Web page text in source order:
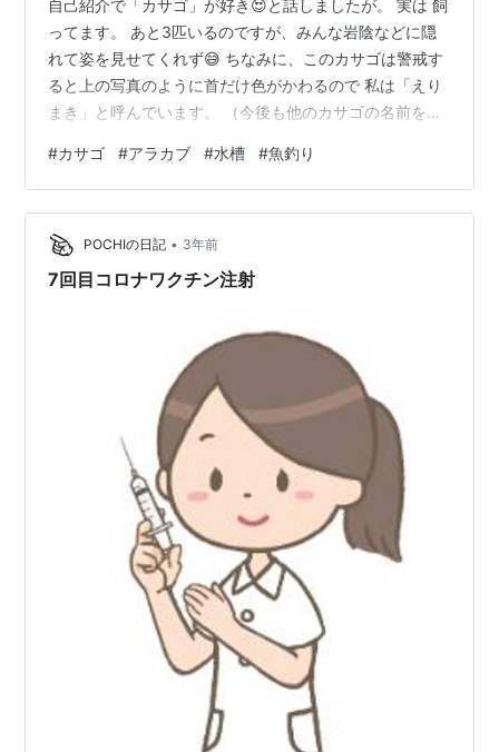
自己紹介で「カサゴ」が好き😍と話しましたが。 実は 飼
ってます。 あと3匹いるのですが、みんな岩陰などに隠
れて姿を見せてくれず😅 ちなみに、このカサゴは警戒す
ると上の写真のように首だけ色がかわるので 私は「えり
まき」と呼んでいます。 （今後も他のカサゴの名前をお
スがありません🥹） お迎えしたときは みんな同じに見え
ていましたが、 最近はサイズや模様の違いがわかるよう
になりました。 私がエサを持っていると気づくと 「早く
おくれ〜🍚」と水面まで近づいてくる子もいます。 その
姿がまた愛くるしい🥰 大きくなるまで時間がかかる魚な
#カサゴ #アラカブ #水槽 #魚釣り
POCHIの日記 • 3年前
7回目コロナワクチン注射